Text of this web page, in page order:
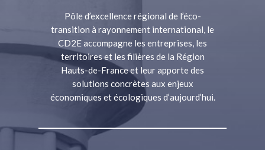
Pôle d’excellence régional de l’éco-
transition à rayonnement international, le
CD2E accompagne les entreprises, les
territoires et les filières de la Région
Hauts-de-France et leur apporte des
solutions concrètes aux enjeux
économiques et écologiques d’aujourd’hui.